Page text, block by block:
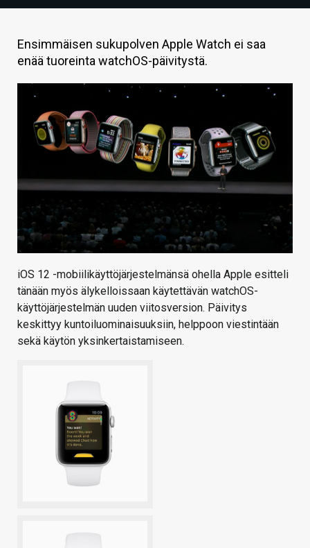
TECHBBS
TIETOA
HINTA.FI
KAUPPA
VAIHDA TEEMA
HAKU
Ensimmäisen sukupolven Apple Watch ei saa
enää tuoreinta watchOS-päivitystä.
iOS 12 -mobiilikäyttöjärjestelmänsä ohella Apple esitteli
tänään myös älykelloissaan käytettävän watchOS-
käyttöjärjestelmän uuden viitosversion. Päivitys
keskittyy kuntoiluominaisuuksiin, helppoon viestintään
sekä käytön yksinkertaistamiseen.